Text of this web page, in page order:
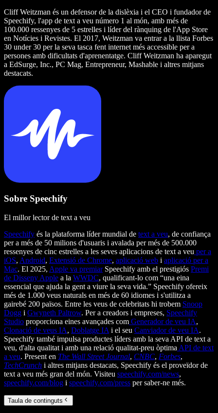
Cliff Weitzman és un defensor de la dislèxia i el CEO i fundador de
Speechify, l'app de text a veu número 1 al món, amb més de
100.000 ressenyes de 5 estrelles i líder del rànquing de l'App Store
en Notícies i Revistes. El 2017, Weitzman va entrar a la llista Forbes
30 under 30 per la seva tasca fent internet més accessible per a
persones amb dificultats d'aprenentatge. Cliff Weitzman ha aparegut
a EdSurge, Inc., PC Mag, Entrepreneur, Mashable i altres mitjans
destacats.
Sobre Speechify
El millor lector de text a veu
Speechify és la plataforma líder mundial de text a veu, de confiança
per a més de 50 milions d'usuaris i avalada per més de 500.000
ressenyes de cinc estrelles a les seves aplicacions de text a veu per a
iOS, Android, Extensió de Chrome, aplicació web i aplicació per a
Mac. El 2025, Apple va premiarSpeechify amb el prestigiós Premi
de Disseny Apple a la WWDC, qualificant-lo com “una eina
essencial que ajuda la gent a viure la seva vida.” Speechify ofereix
més de 1.000 veus naturals en més de 60 idiomes i s'utilitza a
gairebé 200 països. Entre les veus de celebritats hi trobem Snoop
Dogg i Gwyneth Paltrow. Per a creadors i empreses, Speechify
Studio proporciona eines avançades com Generador de veu IA,
Clonació de veus IA, Doblatge IA i el seu Canviador de veu IA.
Speechify també impulsa productes líders amb la seva API de text a
veu, d'alta qualitat i amb una relació qualitat-preu òptima API de text
a veu. Present en The Wall Street Journal, CNBC, Forbes,
TechCrunch i altres mitjans destacats, Speechify és el proveïdor de
text a veu més gran del món. Visiteu speechify.com/news,
speechify.com/blog i speechify.com/press per saber-ne més.
Taula de continguts